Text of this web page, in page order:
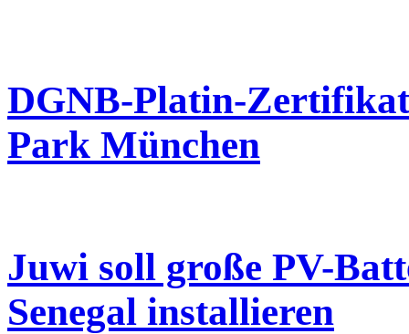
DGNB-Platin-
Park München
Juwi soll große PV-
Senegal installieren